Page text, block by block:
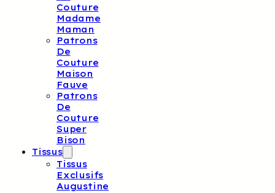
Couture
Madame
Maman
Patrons
De
Couture
Maison
Fauve
Patrons
De
Couture
Super
Bison
Tissus
Tissus
Exclusifs
Augustine